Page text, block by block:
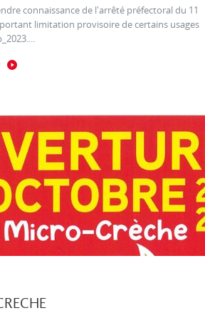
connaissance de l'arrêté préfectoral du 11
limitation provisoire de certains usages